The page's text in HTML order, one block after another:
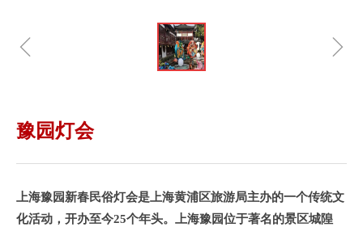
ꁆ ꁇ
豫园灯会
上海豫园新春民俗灯会是上海黄浦区旅游局主办的一个传统文
化活动，开办至今25个年头。上海豫园位于著名的景区城隍